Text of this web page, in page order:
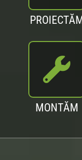
MONTĂM